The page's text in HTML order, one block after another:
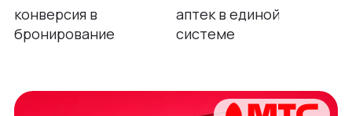
конверсия в
бронирование
аптек в единой
системе